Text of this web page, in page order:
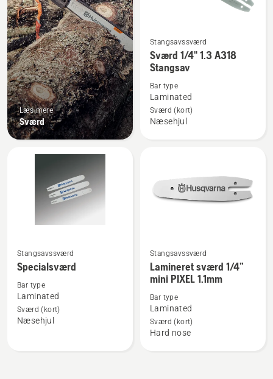
Læs mere
Sværd
Se
flere
detaljer
om
Sværd
1/4"
Stangsavssværd
Sværd 1/4" 1.3 A318
Stangsav
Bar type
Laminated
Sværd (kort)
Næsehjul
Se
flere
detaljer
om
Specialsværd
Stangsavssværd
Specialsværd
Bar type
Laminated
Sværd (kort)
Næsehjul
Se
flere
detaljer
om
Lamineret
sværd
Stangsavssværd
Lamineret sværd 1/4”
mini PIXEL 1.1mm
Bar type
Laminated
Sværd (kort)
Hard nose